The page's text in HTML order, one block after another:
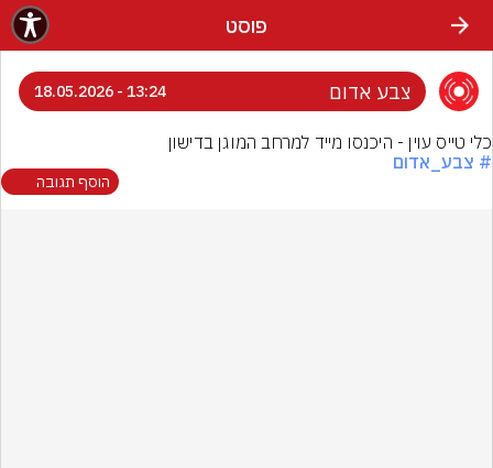
פוסט
צבע אדום 13:24 - 18.05.2026
כלי טייס עוין - היכנסו מייד למרחב המוגן בדישון
# צבע_אדום
הוסף תגובה